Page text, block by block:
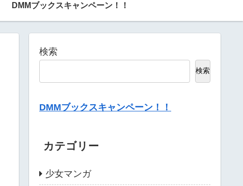
DMMブックスキャンペーン！！
検索
検索
DMMブックスキャンペーン！！
カテゴリー
少女マンガ